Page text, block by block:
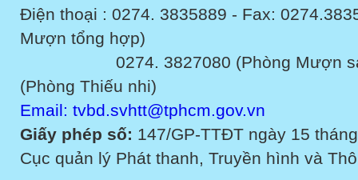
Điện thoại : 0274. 3835889 - Fax:
Mượn tổng hợp)
0274. 3827080 (Phòng Mượn sách
(Phòng Thiếu nhi)
Email: tvbd.svhtt@tphcm.gov.vn
Giấy phép số: 147/GP-TTĐT ngày 15
Cục quản lý Phát thanh, Truyền hình và